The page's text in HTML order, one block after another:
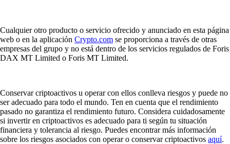
Cualquier otro producto o servicio ofrecido y anunciado en esta página
web o en la aplicación Crypto.com se proporciona a través de otras
empresas del grupo y no está dentro de los servicios regulados de Foris
DAX MT Limited o Foris MT Limited.
Conservar criptoactivos u operar con ellos conlleva riesgos y puede no
ser adecuado para todo el mundo. Ten en cuenta que el rendimiento
pasado no garantiza el rendimiento futuro. Considera cuidadosamente
si invertir en criptoactivos es adecuado para ti según tu situación
financiera y tolerancia al riesgo. Puedes encontrar más información
sobre los riesgos asociados con operar o conservar criptoactivos aquí.